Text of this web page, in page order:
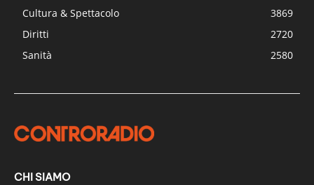
Cultura & Spettacolo
3869
Diritti
2720
Sanità
2580
CHI SIAMO